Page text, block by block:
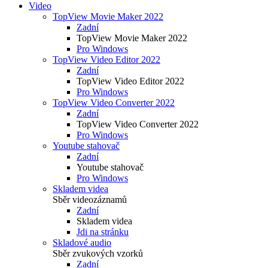
Video
TopView Movie Maker 2022
Zadní
TopView Movie Maker 2022
Pro Windows
TopView Video Editor 2022
Zadní
TopView Video Editor 2022
Pro Windows
TopView Video Converter 2022
Zadní
TopView Video Converter 2022
Pro Windows
Youtube stahovač
Zadní
Youtube stahovač
Pro Windows
Skladem videa
Sběr videozáznamů
Zadní
Skladem videa
Jdi na stránku
Skladové audio
Sběr zvukových vzorků
Zadní